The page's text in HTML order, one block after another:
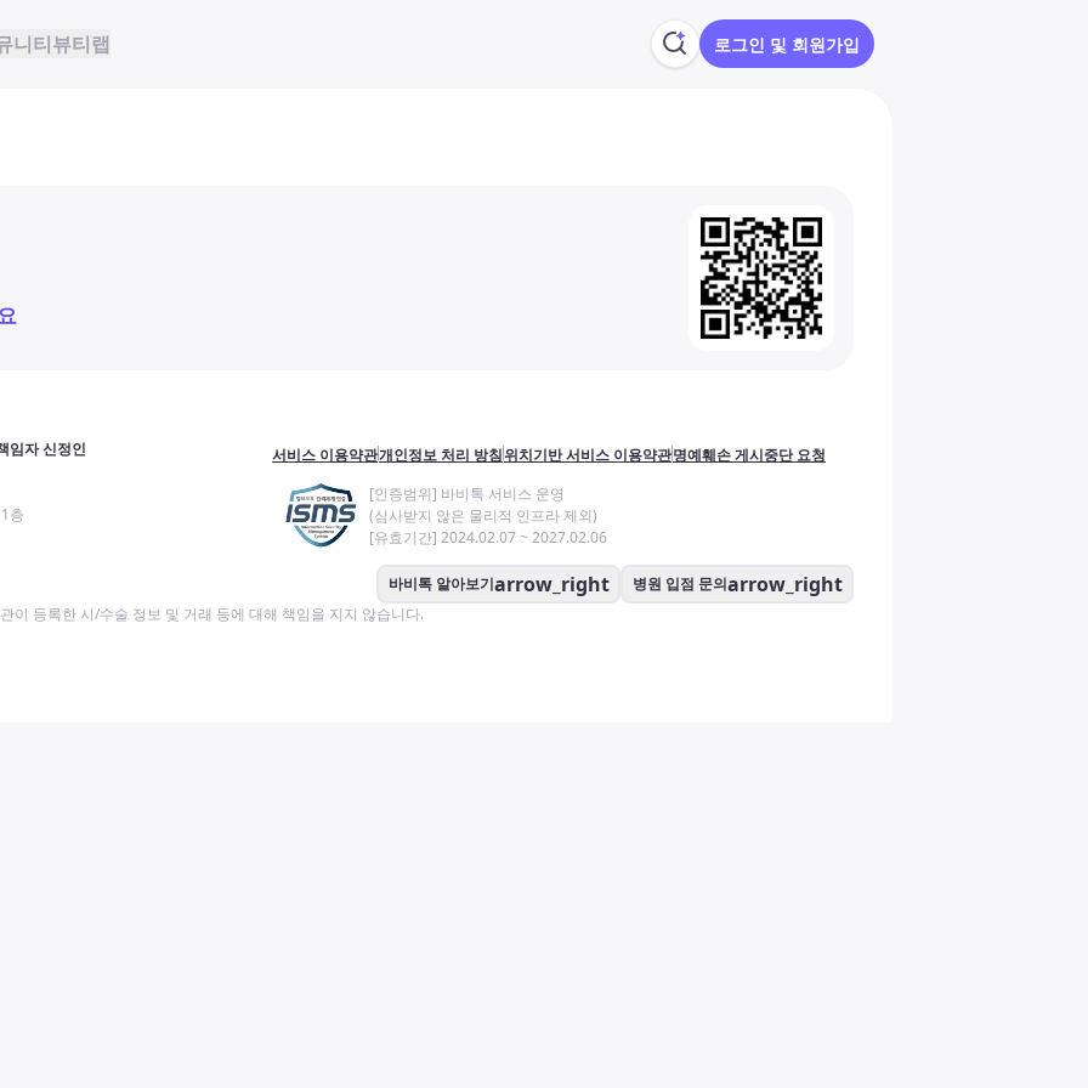
니티뷰티랩 로그인 및 회원가입
임자 신정인
층
서비스 이용약관개인정보 처리 방침위치기반 서비스 이용약관명예훼손 게시중단 요청
[인증범위] 바비톡 서비스 운영
(심사받지 않은 물리적 인프라 제외)
[유효기간] 2024.02.07 ~ 2027.02.06
바비톡 알아보기arrow_right 병원 입점 문의arrow_right
이 등록한 시/수술 정보 및 거래 등에 대해 책임을 지지 않습니다.